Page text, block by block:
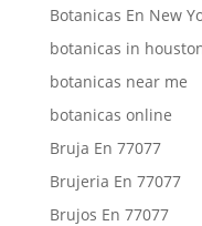
Botanicas En New
botanicas in
botanicas near me
botanicas online
Bruja En 77077
Brujeria En 77077
Brujos En 77077